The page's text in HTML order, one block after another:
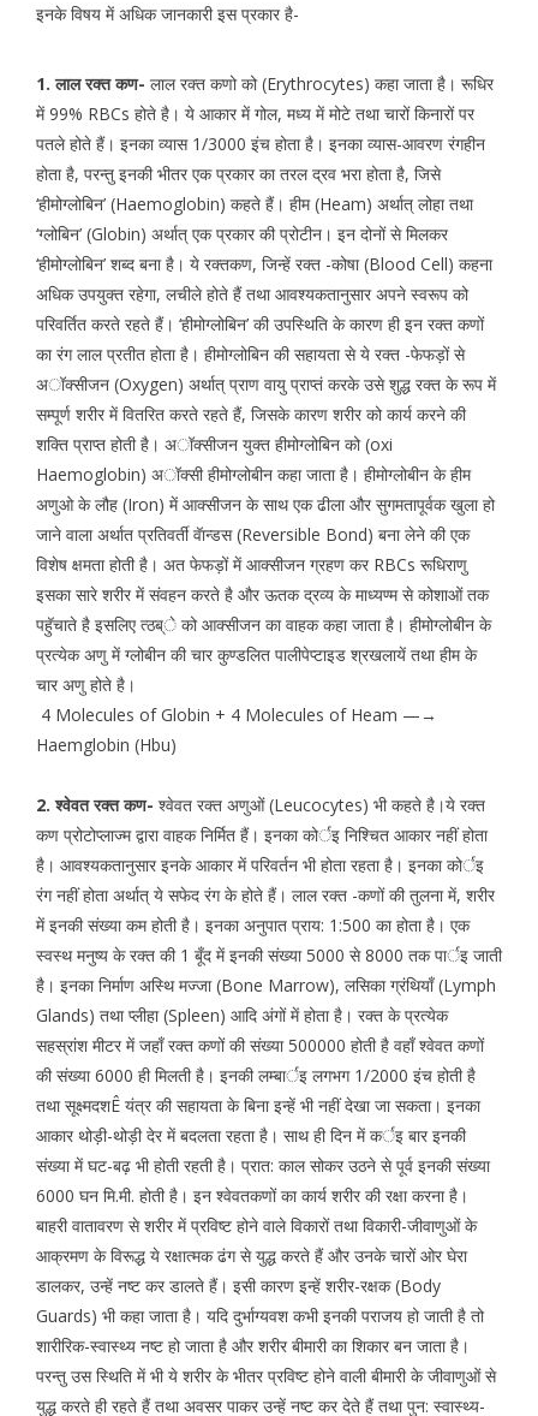
इनके विषय में अधिक जानकारी इस प्रकार है-
1. लाल रक्त कण- लाल रक्त कणो को (Erythrocytes) कहा जाता है। रूधिर
में 99% RBCs होते है। ये आकार में गोल, मध्य में मोटे तथा चारों किनारों पर
पतले होते हैं। इनका व्यास 1/3000 इंच होता है। इनका व्यास-आवरण रंगहीन
होता है, परन्तु इनकी भीतर एक प्रकार का तरल द्रव भरा होता है, जिसे
‘हीमोग्लोबिन’ (Haemoglobin) कहते हैं। हीम (Heam) अर्थात् लोहा तथा
‘ग्लोबिन’ (Globin) अर्थात् एक प्रकार की प्रोटीन। इन दोनों से मिलकर
‘हीमोग्लोबिन’ शब्द बना है। ये रक्तकण, जिन्हें रक्त -कोषा (Blood Cell) कहना
अधिक उपयुक्त रहेगा, लचीले होते हैं तथा आवश्यकतानुसार अपने स्वरूप को
परिवर्तित करते रहते हैं। ‘हीमोग्लोबिन’ की उपस्थिति के कारण ही इन रक्त कणों
का रंग लाल प्रतीत होता है। हीमोग्लोबिन की सहायता से ये रक्त -फेफड़ों से
अॉक्सीजन (Oxygen) अर्थात् प्राण वायु प्राप्तं करके उसे शुद्ध रक्त के रूप में
सम्पूर्ण शरीर में वितरित करते रहते हैं, जिसके कारण शरीर को कार्य करने की
शक्ति प्राप्त होती है। अॉक्सीजन युक्त हीमोग्लोबिन को (oxi
Haemoglobin) अॉक्सी हीमोग्लोबीन कहा जाता है। हीमोग्लोबीन के हीम
अणुओ के लौह (Iron) में आक्सीजन के साथ एक ढीला और सुगमतापूर्वक खुला हो
जाने वाला अर्थात प्रतिवर्ती वॅान्डस (Reversible Bond) बना लेने की एक
विशेष क्षमता होती है। अत फेफड़ों में आक्सीजन ग्रहण कर RBCs रूधिराणु
इसका सारे शरीर में संवहन करते है और ऊतक द्रव्य के माध्यण्म से कोशाओं तक
पहॅुचाते है इसलिए त्ठब्े को आक्सीजन का वाहक कहा जाता है। हीमोग्लोबीन के
प्रत्येक अणु में ग्लोबीन की चार कुण्डलित पालीपेप्टाइड श्रखलायें तथा हीम के
चार अणु होते है।
4 Molecules of Globin + 4 Molecules of Heam —→
Haemglobin (Hbu)
2. श्वेवत रक्त कण- श्वेवत रक्त अणुओं (Leucocytes) भी कहते है।ये रक्त
कण प्रोटोप्लाज्म द्वारा वाहक निर्मित हैं। इनका कोर्इ निश्चित आकार नहीं होता
है। आवश्यकतानुसार इनके आकार में परिवर्तन भी होता रहता है। इनका कोर्इ
रंग नहीं होता अर्थात् ये सफेद रंग के होते हैं। लाल रक्त -कणों की तुलना में, शरीर
में इनकी संख्या कम होती है। इनका अनुपात प्राय: 1:500 का होता है। एक
स्वस्थ मनुष्य के रक्त की 1 बूँद में इनकी संख्या 5000 से 8000 तक पार्इ जाती
है। इनका निर्माण अस्थि मज्जा (Bone Marrow), लसिका ग्रंथियाँ (Lymph
Glands) तथा प्लीहा (Spleen) आदि अंगों में होता है। रक्त के प्रत्येक
सहस्रांश मीटर में जहाँ रक्त कणों की संख्या 500000 होती है वहाँ श्वेवत कणों
की संख्या 6000 ही मिलती है। इनकी लम्बार्इ लगभग 1/2000 इंच होती है
तथा सूक्ष्मदशÊ यंत्र की सहायता के बिना इन्हें भी नहीं देखा जा सकता। इनका
आकार थोड़ी-थोड़ी देर में बदलता रहता है। साथ ही दिन में कर्इ बार इनकी
संख्या में घट-बढ़ भी होती रहती है। प्रात: काल सोकर उठने से पूर्व इनकी संख्या
6000 घन मि.मी. होती है। इन श्वेवतकणों का कार्य शरीर की रक्षा करना है।
बाहरी वातावरण से शरीर में प्रविष्ट होने वाले विकारों तथा विकारी-जीवाणुओं के
आक्रमण के विरूद्ध ये रक्षात्मक ढंग से युद्ध करते हैं और उनके चारों ओर घेरा
डालकर, उन्हें नष्ट कर डालते हैं। इसी कारण इन्हें शरीर-रक्षक (Body
Guards) भी कहा जाता है। यदि दुर्भाग्यवश कभी इनकी पराजय हो जाती है तो
शारीरिक-स्वास्थ्य नष्ट हो जाता है और शरीर बीमारी का शिकार बन जाता है।
परन्तु उस स्थिति में भी ये शरीर के भीतर प्रविष्ट होने वाली बीमारी के जीवाणुओं से
युद्ध करते ही रहते हैं तथा अवसर पाकर उन्हें नष्ट कर देते हैं तथा पुन: स्वास्थ्य-